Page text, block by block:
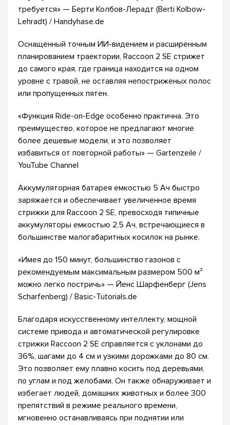
требуется» — Берти Колбов-Лерадт (Berti Kolbow-
Lehradt) / Handyhase.de
Оснащенный точным ИИ-видением и расширенным
планированием траектории, Raccoon 2 SE стрижет
до самого края, где граница находится на одном
уровне с травой, не оставляя непостриженых полос
или пропущенных пятен.
«Функция Ride-on-Edge особенно практична. Это
преимущество, которое не предлагают многие
более дешевые модели, и это позволяет
избавиться от повторной работы» — Gartenzeile /
YouTube Channel
Аккумуляторная батарея емкостью 5 Ач быстро
заряжается и обеспечивает увеличенное время
стрижки для Raccoon 2 SE, превосходя типичные
аккумуляторы емкостью 2,5 Ач, встречающиеся в
большинстве малогабаритных косилок на рынке.
«Имея до 150 минут, большинство газонов с
рекомендуемым максимальным размером 500 м²
можно легко постричь» — Йенс Шарфенберг (Jens
Scharfenberg) / Basic-Tutorials.de
Благодаря искусственному интеллекту, мощной
системе привода и автоматической регулировке
стрижки Raccoon 2 SE справляется с уклонами до
36%, шагами до 4 см и узкими дорожками до 80 см.
Это позволяет ему плавно косить под деревьями,
по углам и под желобами. Он также обнаруживает и
избегает людей, домашних животных и более 300
препятствий в режиме реального времени,
мгновенно останавливаясь при поднятии или